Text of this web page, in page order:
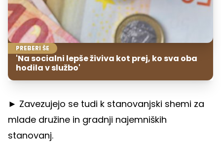
PREBERI ŠE
'Na socialni lepše živiva kot prej, ko sva oba
hodila v službo'
► Zavezujejo se tudi k stanovanjski shemi za
mlade družine in gradnji najemniških
stanovanj.